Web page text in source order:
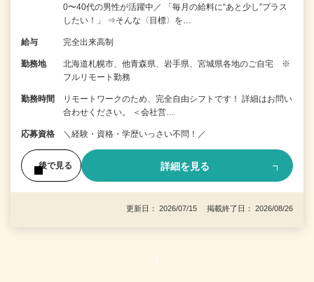
0〜40代の男性が活躍中／ 「毎月の給料に“あと少し”プラス
したい！」 ⇒そんな〈目標〉を…
給与 完全出来高制
勤務地
北海道札幌市、他青森県、岩手県、宮城県各地のご自宅 ※
フルリモート勤務
勤務時間
リモートワークのため、完全自由シフトです！ 詳細はお問い
合わせください。 ＜会社営…
応募資格 ＼経験・資格・学歴いっさい不問！／
後で見る 詳細を見る
更新日： 2026/07/15 掲載終了日： 2026/08/26
1